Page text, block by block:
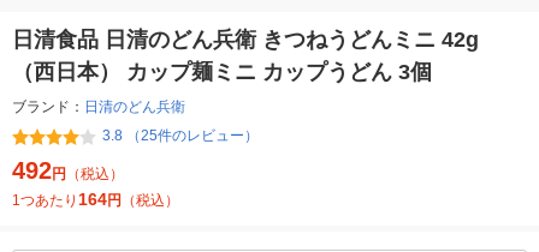
日清食品 日清のどん兵衛 きつねうどんミニ 42g
（西日本） カップ麺ミニ カップうどん 3個
ブランド： 日清のどん兵衛
3.8 （25件のレビュー）
492円
（税込）
1つあたり 164円 （税込）